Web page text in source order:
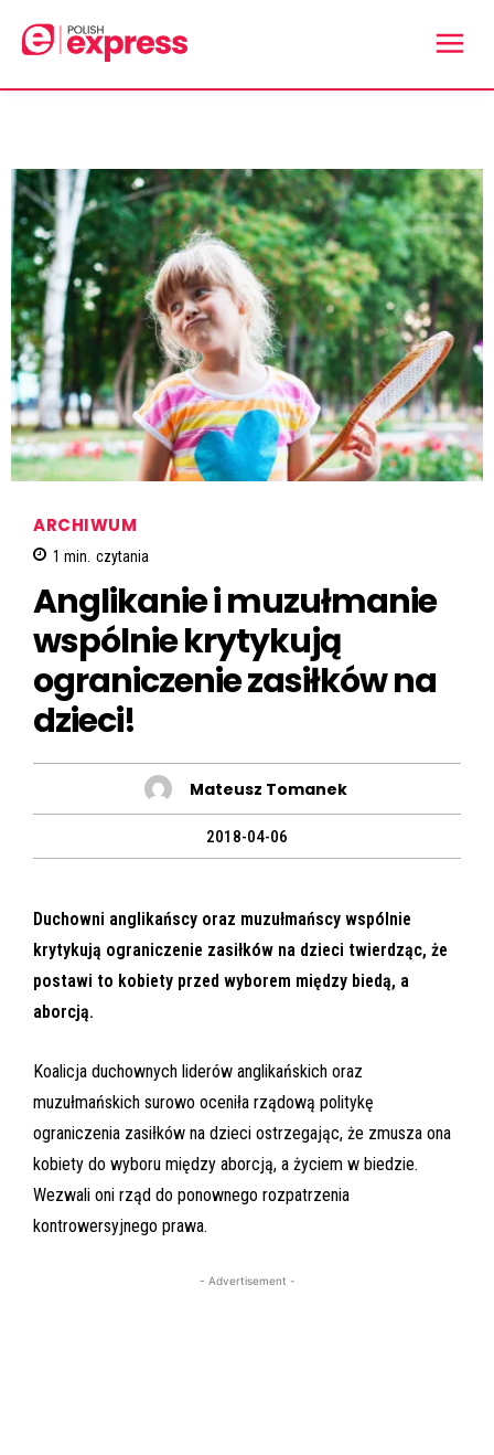
ARCHIWUM
1 min. czytania
Anglikanie i muzułmanie
wspólnie krytykują
ograniczenie zasiłków na
dzieci!
Mateusz Tomanek
2018-04-06
Duchowni anglikańscy oraz muzułmańscy wspólnie
krytykują ograniczenie zasiłków na dzieci twierdząc, że
postawi to kobiety przed wyborem między biedą, a
aborcją.
Koalicja duchownych liderów anglikańskich oraz
muzułmańskich surowo oceniła rządową politykę
ograniczenia zasiłków na dzieci ostrzegając, że zmusza ona
kobiety do wyboru między aborcją, a życiem w biedzie.
Wezwali oni rząd do ponownego rozpatrzenia
kontrowersyjnego prawa.
- Advertisement -